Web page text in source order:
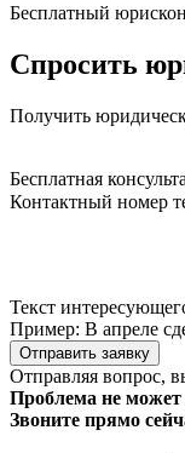
Бесплатный
Спросить
Получить
Бесплатная
Контактный номер
Текст
Пример: В апреле
Отправить заявку
Отправляя вопрос,
Проблема не может
Звоните прямо